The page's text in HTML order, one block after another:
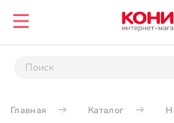
Главная Каталог